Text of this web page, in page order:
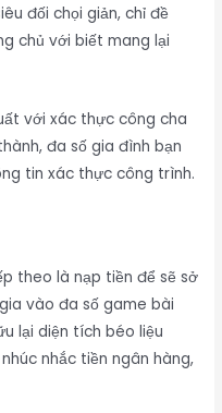
đối chọi giản, chỉ đề
chủ với biết mang lại
với xác thực công cha
đa số gia đình bạn
tin xác thực công trình.
theo là nạp tiền để sẽ sở
vào đa số game bài
lại diện tích béo liệu
nhắc tiền ngân hàng,